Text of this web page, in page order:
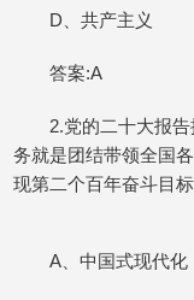
D、共产主义
答案:A
2.党的二十大报
务就是团结带领全国
现第二个百年奋斗目
A、中国式现代化